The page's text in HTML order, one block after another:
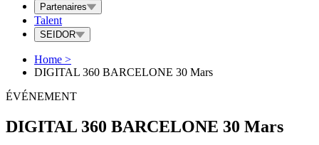
Partenaires
Talent
SEIDOR
Home >
DIGITAL 360 BARCELONE 30 Mars
ÉVÉNEMENT
DIGITAL 360 BARCELONE 30 Mars